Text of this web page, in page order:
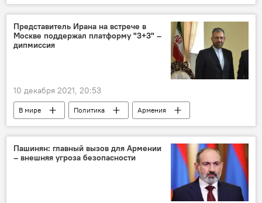
Представитель Ирана на встрече в
Москве поддержал платформу "3+3" –
дипмиссия
10 декабря 2021, 20:53
В мире Политика
Армения
Россия
Азербайджан
Турция
Грузия
регион
платформа
Иран
Пашинян: главный вызов для Армении
– внешняя угроза безопасности